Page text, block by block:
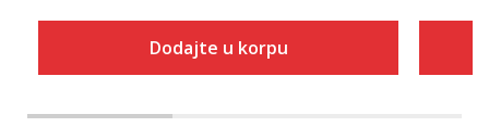
Dodajte u korpu